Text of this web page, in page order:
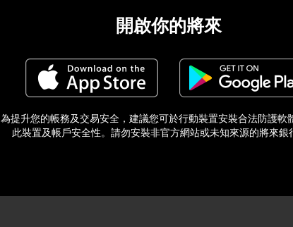
開啟你的將來
為提升您的帳務及交易安全，建議您可於行動裝置安裝合法防護軟
此裝置及帳戶安全性。請勿安裝非官方網站或未知來源的將來銀